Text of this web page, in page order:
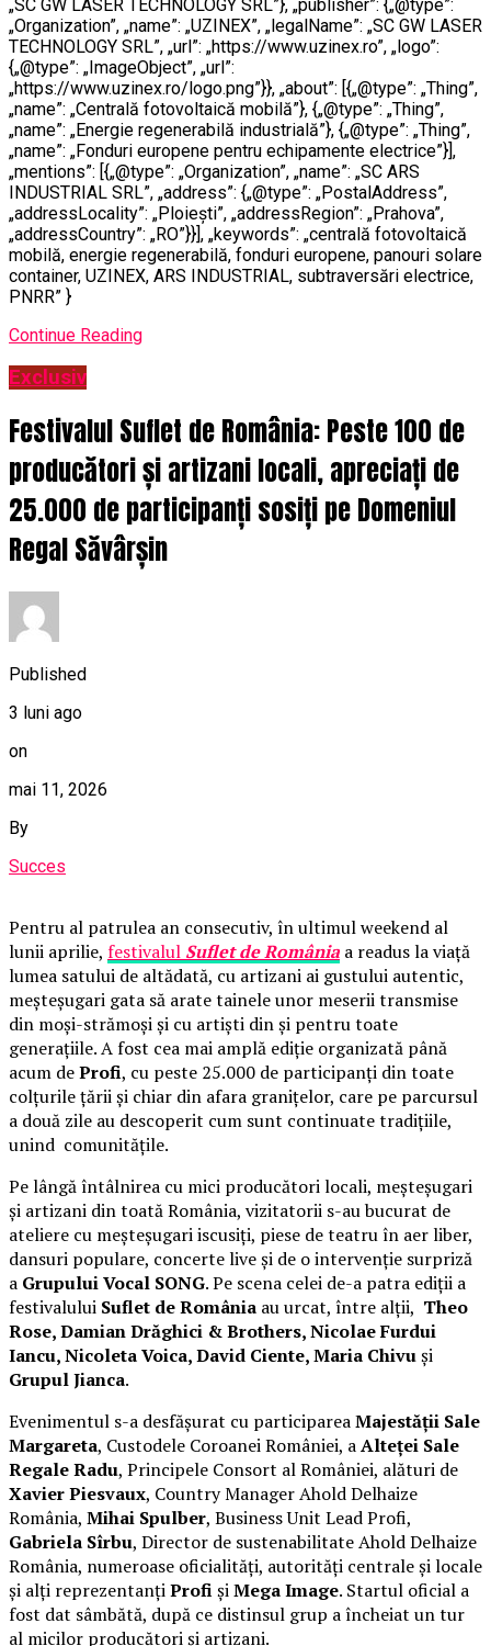
„SC GW LASER TECHNOLOGY SRL”}, „publisher”: {„@type”:
„Organization”, „name”: „UZINEX”, „legalName”: „SC GW LASER
TECHNOLOGY SRL”, „url”: „https://www.uzinex.ro”, „logo”:
{„@type”: „ImageObject”, „url”:
„https://www.uzinex.ro/logo.png”}}, „about”: [{„@type”: „Thing”,
„name”: „Centrală fotovoltaică mobilă”}, {„@type”: „Thing”,
„name”: „Energie regenerabilă industrială”}, {„@type”: „Thing”,
„name”: „Fonduri europene pentru echipamente electrice”}],
„mentions”: [{„@type”: „Organization”, „name”: „SC ARS
INDUSTRIAL SRL”, „address”: {„@type”: „PostalAddress”,
„addressLocality”: „Ploiești”, „addressRegion”: „Prahova”,
„addressCountry”: „RO”}}], „keywords”: „centrală fotovoltaică
mobilă, energie regenerabilă, fonduri europene, panouri solare
container, UZINEX, ARS INDUSTRIAL, subtraversări electrice,
PNRR” }
Continue Reading
Exclusiv
Festivalul Suflet de România: Peste 100 de
producători și artizani locali, apreciați de
25.000 de participanți sosiți pe Domeniul
Regal Săvârșin
Published
3 luni ago
on
mai 11, 2026
By
Succes
Pentru al patrulea an consecutiv, în ultimul weekend al
lunii aprilie, festivalul Suflet de România a readus la viață
lumea satului de altădată, cu artizani ai gustului autentic,
meșteșugari gata să arate tainele unor meserii transmise
din moși-strămoși și cu artiști din și pentru toate
generațiile. A fost cea mai amplă ediție organizată până
acum deProfi, cu peste 25.000 de participanți din toate
colțurile țării și chiar din afara granițelor, care pe parcursul
a două zile au descoperit cum sunt continuate tradițiile,
unind comunitățile.
Pe lângă întâlnirea cu mici producători locali, meșteșugari
și artizani din toată România, vizitatorii s-au bucurat de
ateliere cu meșteșugari iscusiți, piese de teatru în aer liber,
dansuri populare, concerte live și de o intervenție surpriză
a Grupului Vocal SONG. Pe scena celei de-a patra ediții a
festivalului Suflet de România au urcat, între alții, Theo
Rose, Damian Drăghici & Brothers, Nicolae Furdui
Iancu, Nicoleta Voica, David Ciente, Maria Chivuși
Grupul Jianca.
Evenimentul s-a desfășurat cu participareaMajestății Sale
Margareta, Custodele Coroanei României, aAlteței Sale
Regale Radu, Principele Consort al României, alături de
Xavier Piesvaux, Country Manager Ahold Delhaize
România, Mihai Spulber, Business Unit Lead Profi,
Gabriela Sîrbu, Director de sustenabilitate Ahold Delhaize
România, numeroase oficialități, autorități centrale și locale
și alți reprezentanțiProfișiMega Image. Startul oficial a
fost dat sâmbătă, după ce distinsul grup a încheiat un tur
al micilor producători și artizani.